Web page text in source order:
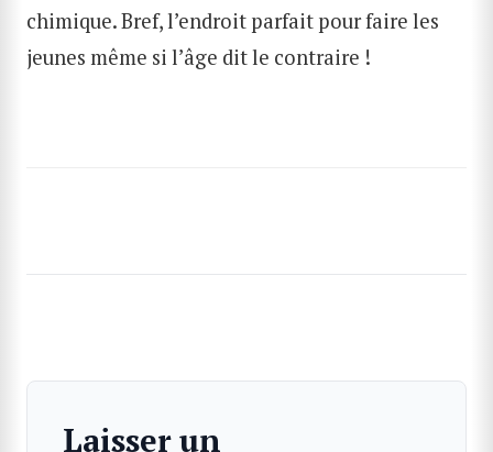
chimique. Bref, l’endroit parfait pour faire les
jeunes même si l’âge dit le contraire !
Laisser un